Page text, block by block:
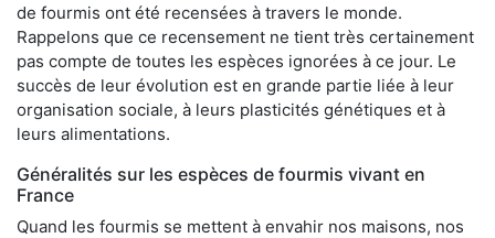
de fourmis ont été recensées à travers le monde.
Rappelons que ce recensement ne tient très certainement
pas compte de toutes les espèces ignorées à ce jour. Le
succès de leur évolution est en grande partie liée à leur
organisation sociale, à leurs plasticités génétiques et à
leurs alimentations.
Généralités sur les espèces de fourmis vivant en
France
Quand les fourmis se mettent à envahir nos maisons, nos